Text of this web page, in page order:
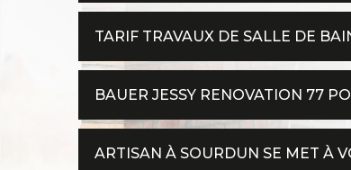
TARIF TRAVAUX DE SALLE DE
BAUER JESSY RENOVATION 77
ARTISAN À SOURDUN SE MET À